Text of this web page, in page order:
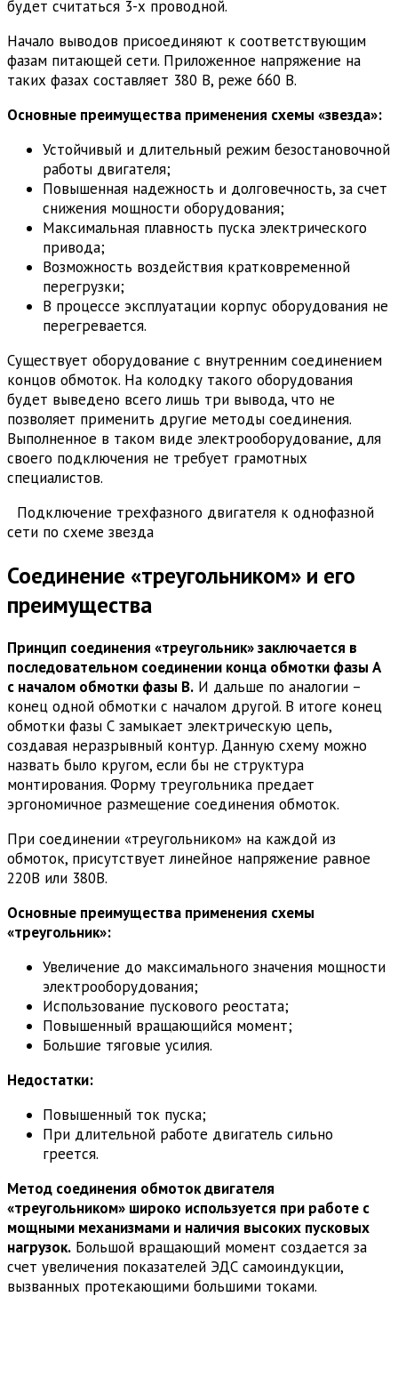
будет считаться 3-х проводной.
Начало выводов присоединяют к соответствующим
фазам питающей сети. Приложенное напряжение на
таких фазах составляет 380 В, реже 660 В.
Основные преимущества применения схемы «звезда»:
Устойчивый и длительный режим безостановочной
работы двигателя;
Повышенная надежность и долговечность, за счет
снижения мощности оборудования;
Максимальная плавность пуска электрического
привода;
Возможность воздействия кратковременной
перегрузки;
В процессе эксплуатации корпус оборудования не
перегревается.
Существует оборудование с внутренним соединением
концов обмоток. На колодку такого оборудования
будет выведено всего лишь три вывода, что не
позволяет применить другие методы соединения.
Выполненное в таком виде электрооборудование, для
своего подключения не требует грамотных
специалистов.
Подключение трехфазного двигателя к однофазной
сети по схеме звезда
Соединение «треугольником» и его
преимущества
Принцип соединения «треугольник» заключается в
последовательном соединении конца обмотки фазы А
с началом обмотки фазы В. И дальше по аналогии –
конец одной обмотки с началом другой. В итоге конец
обмотки фазы С замыкает электрическую цепь,
создавая неразрывный контур. Данную схему можно
назвать было кругом, если бы не структура
монтирования. Форму треугольника предает
эргономичное размещение соединения обмоток.
При соединении «треугольником» на каждой из
обмоток, присутствует линейное напряжение равное
220В или 380В.
Основные преимущества применения схемы
«треугольник»:
Увеличение до максимального значения мощности
электрооборудования;
Использование пускового реостата;
Повышенный вращающийся момент;
Большие тяговые усилия.
Недостатки:
Повышенный ток пуска;
При длительной работе двигатель сильно
греется.
Метод соединения обмоток двигателя
«треугольником» широко используется при работе с
мощными механизмами и наличия высоких пусковых
нагрузок. Большой вращающий момент создается за
счет увеличения показателей ЭДС самоиндукции,
вызванных протекающими большими токами.